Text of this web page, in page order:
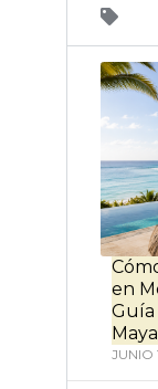
en
Guía
JUNIO